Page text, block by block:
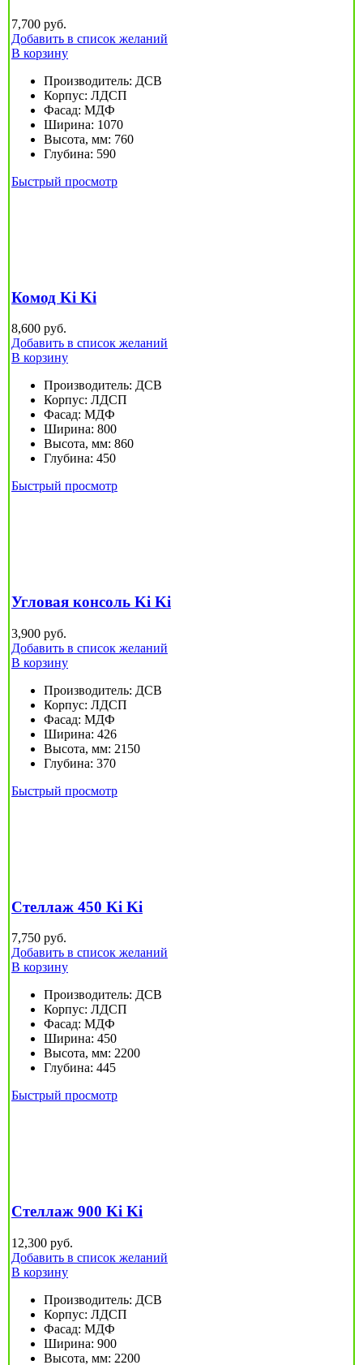
7,700 руб.
Добавить в список желаний
В корзину
Производитель: ДСВ
Корпус: ЛДСП
Фасад: МДФ
Ширина: 1070
Высота, мм: 760
Глубина: 590
Быстрый просмотр
Комод Ki Ki
8,600 руб.
Добавить в список желаний
В корзину
Производитель: ДСВ
Корпус: ЛДСП
Фасад: МДФ
Ширина: 800
Высота, мм: 860
Глубина: 450
Быстрый просмотр
Угловая консоль Ki Ki
3,900 руб.
Добавить в список желаний
В корзину
Производитель: ДСВ
Корпус: ЛДСП
Фасад: МДФ
Ширина: 426
Высота, мм: 2150
Глубина: 370
Быстрый просмотр
Стеллаж 450 Ki Ki
7,750 руб.
Добавить в список желаний
В корзину
Производитель: ДСВ
Корпус: ЛДСП
Фасад: МДФ
Ширина: 450
Высота, мм: 2200
Глубина: 445
Быстрый просмотр
Стеллаж 900 Ki Ki
12,300 руб.
Добавить в список желаний
В корзину
Производитель: ДСВ
Корпус: ЛДСП
Фасад: МДФ
Ширина: 900
Высота, мм: 2200